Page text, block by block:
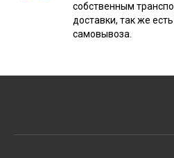
собственным
доставки, так же
самовывоза.